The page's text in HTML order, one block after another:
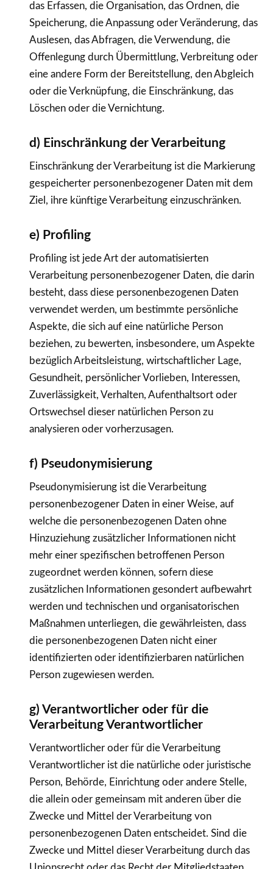
das Erfassen, die Organisation, das Ordnen, die
Speicherung, die Anpassung oder Veränderung, das
Auslesen, das Abfragen, die Verwendung, die
Offenlegung durch Übermittlung, Verbreitung oder
eine andere Form der Bereitstellung, den Abgleich
oder die Verknüpfung, die Einschränkung, das
Löschen oder die Vernichtung.
d) Einschränkung der Verarbeitung
Einschränkung der Verarbeitung ist die Markierung
gespeicherter personenbezogener Daten mit dem
Ziel, ihre künftige Verarbeitung einzuschränken.
e) Profiling
Profiling ist jede Art der automatisierten
Verarbeitung personenbezogener Daten, die darin
besteht, dass diese personenbezogenen Daten
verwendet werden, um bestimmte persönliche
Aspekte, die sich auf eine natürliche Person
beziehen, zu bewerten, insbesondere, um Aspekte
bezüglich Arbeitsleistung, wirtschaftlicher Lage,
Gesundheit, persönlicher Vorlieben, Interessen,
Zuverlässigkeit, Verhalten, Aufenthaltsort oder
Ortswechsel dieser natürlichen Person zu
analysieren oder vorherzusagen.
f) Pseudonymisierung
Pseudonymisierung ist die Verarbeitung
personenbezogener Daten in einer Weise, auf
welche die personenbezogenen Daten ohne
Hinzuziehung zusätzlicher Informationen nicht
mehr einer spezifischen betroffenen Person
zugeordnet werden können, sofern diese
zusätzlichen Informationen gesondert aufbewahrt
werden und technischen und organisatorischen
Maßnahmen unterliegen, die gewährleisten, dass
die personenbezogenen Daten nicht einer
identifizierten oder identifizierbaren natürlichen
Person zugewiesen werden.
g) Verantwortlicher oder für die
Verarbeitung Verantwortlicher
Verantwortlicher oder für die Verarbeitung
Verantwortlicher ist die natürliche oder juristische
Person, Behörde, Einrichtung oder andere Stelle,
die allein oder gemeinsam mit anderen über die
Zwecke und Mittel der Verarbeitung von
personenbezogenen Daten entscheidet. Sind die
Zwecke und Mittel dieser Verarbeitung durch das